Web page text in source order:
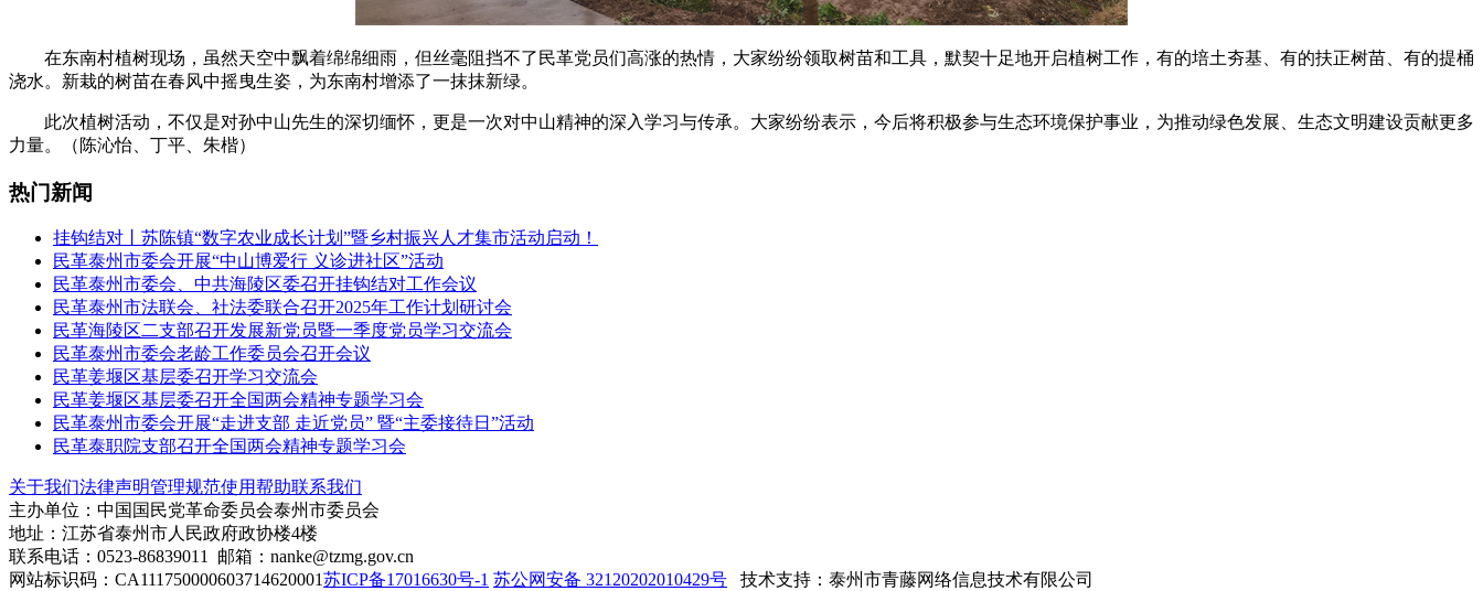
在东南村植树现场，虽然天空中飘着绵绵细雨，但丝毫阻挡不了民革党员们高涨的热情，大家纷纷领取树苗和工具，默契十足地开启植树工作，有的培土夯基、有的扶正树苗、有的提桶
浇水。新栽的树苗在春风中摇曳生姿，为东南村增添了一抹抹新绿。
此次植树活动，不仅是对孙中山先生的深切缅怀，更是一次对中山精神的深入学习与传承。大家纷纷表示，今后将积极参与生态环境保护事业，为推动绿色发展、生态文明建设贡献更多
力量。（陈沁怡、丁平、朱楷）
热门新闻
挂钩结对丨苏陈镇“数字农业成长计划”暨乡村振兴人才集市活动启动！
民革泰州市委会开展“中山博爱行 义诊进社区”活动
民革泰州市委会、中共海陵区委召开挂钩结对工作会议
民革泰州市法联会、社法委联合召开2025年工作计划研讨会
民革海陵区二支部召开发展新党员暨一季度党员学习交流会
民革泰州市委会老龄工作委员会召开会议
民革姜堰区基层委召开学习交流会
民革姜堰区基层委召开全国两会精神专题学习会
民革泰州市委会开展“走进支部 走近党员” 暨“主委接待日”活动
民革泰职院支部召开全国两会精神专题学习会
关于我们法律声明管理规范使用帮助联系我们
主办单位：中国国民党革命委员会泰州市委员会
地址：江苏省泰州市人民政府政协楼4楼
联系电话：0523-86839011 邮箱：nanke@tzmg.gov.cn
网站标识码：CA111750000603714620001苏ICP备17016630号-1 苏公网安备 32120202010429号 技术支持：泰州市青藤网络信息技术有限公司